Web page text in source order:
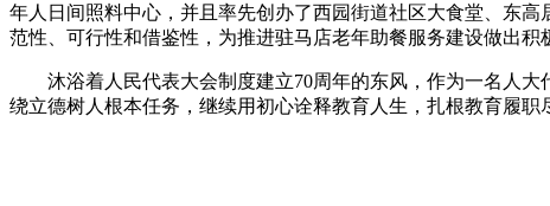
年人日间照料中心，并且率先创办了西园街道社区大食堂、东
范性、可行性和借鉴性，为推进驻马店老年助餐服务建设做出积
沐浴着人民代表大会制度建立70周年的东风，作为一名人大
绕立德树人根本任务，继续用初心诠释教育人生，扎根教育履